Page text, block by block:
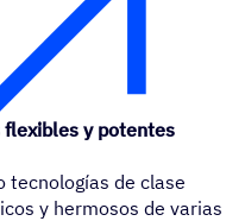
flexibles y potentes
tecnologías de clase
y hermosos de varias